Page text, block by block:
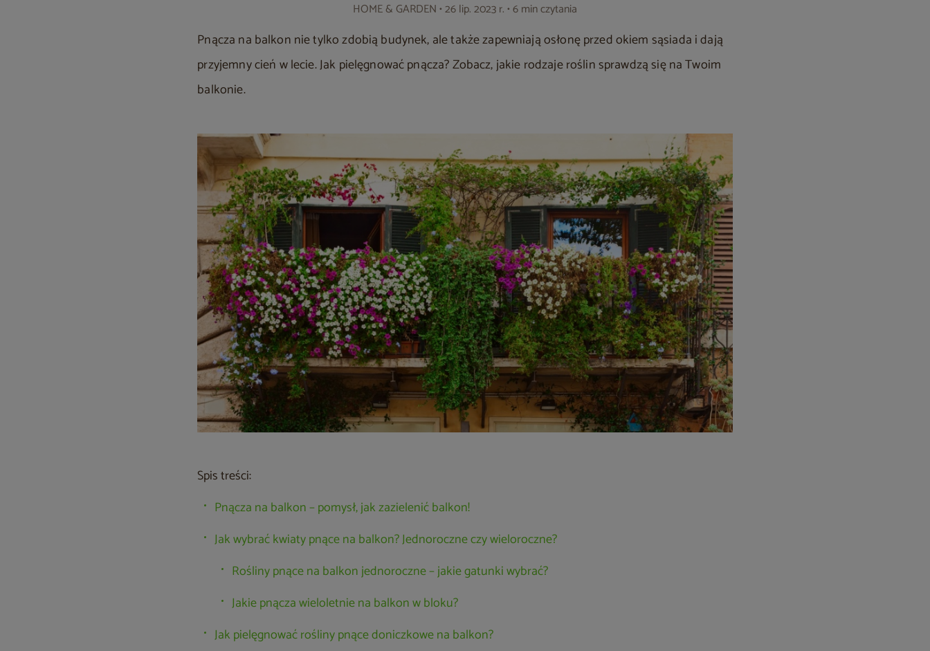
HOME & GARDEN• 26 lip. 2023 r. • 6 min czytania
Pnącza na balkon nie tylko zdobią budynek, ale także zapewniają osłonę przed okiem sąsiada i dają
przyjemny cień w lecie. Jak pielęgnować pnącza? Zobacz, jakie rodzaje roślin sprawdzą się na Twoim
balkonie.
Spis treści:
Pnącza na balkon – pomysł, jak zazielenić balkon!
Jak wybrać kwiaty pnące na balkon? Jednoroczne czy wieloroczne?
Rośliny pnące na balkon jednoroczne – jakie gatunki wybrać?
Jakie pnącza wieloletnie na balkon w bloku?
Jak pielęgnować rośliny pnące doniczkowe na balkon?